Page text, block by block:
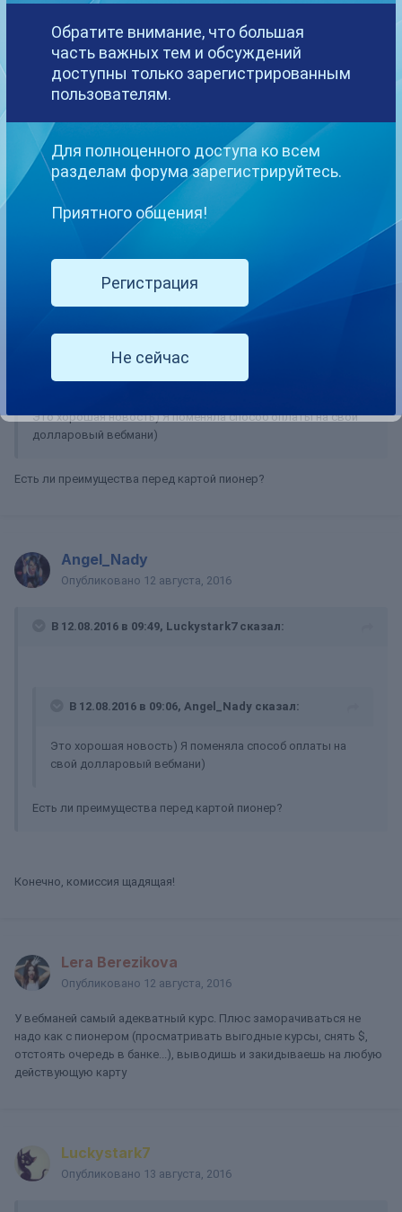
Нет смысла менять. Только лишнюю комиссию платить. Так сразу
на карту, а то на вебмани, потом еще с вебмани выводить на карту.
Хз, каждому свое, но я бы не меняла.
Angel_Nady
Опубликовано12 августа, 2016
Это хорошая новость) Я поменяла способ оплаты на свой
долларовый вебмани)
Luckystark7
Опубликовано12 августа, 2016
В 12.08.2016 в 09:06, Angel_Nady сказал:
Это хорошая новость) Я поменяла способ оплаты на свой
долларовый вебмани)
Есть ли преимущества перед картой пионер?
Angel_Nady
Опубликовано 12 августа, 2016
В 12.08.2016 в 09:49, Luckystark7 сказал:
В 12.08.2016 в 09:06, Angel_Nady сказал:
Это хорошая новость) Я поменяла способ оплаты на
свой долларовый вебмани)
Есть ли преимущества перед картой пионер?
Конечно, комиссия щадящая!
Lera Berezikova
Опубликовано 12 августа, 2016
У вебманей самый адекватный курс. Плюс заморачиваться не
надо как с пионером (просматривать выгодные курсы, снять $,
отстоять очередь в банке...), выводишь и закидываешь на любую
действующую карту
Luckystark7
Опубликовано 13 августа, 2016
Обратите внимание, что большая
часть важных тем и обсуждений
доступны только зарегистрированным
пользователям.
Для полноценного доступа ко всем
разделам форума зарегистрируйтесь.
Приятного общения!
Регистрация
Не сейчас